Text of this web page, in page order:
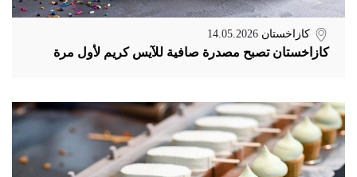
كازاخستان 14.05.2026
كازاخستان تصبح مصدرة صافية للآيس كريم لأول مرة